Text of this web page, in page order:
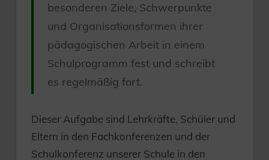
besonderen Ziele, Schwerpunkte
und Organisationsformen ihrer
pädagogischen Arbeit in einem
Schulprogramm fest und schreibt
es regelmäßig fort.
Dieser Aufgabe sind Lehrkräfte, Schüler und
Eltern in den Fachkonferenzen und der
Schulkonferenz unserer Schule in den